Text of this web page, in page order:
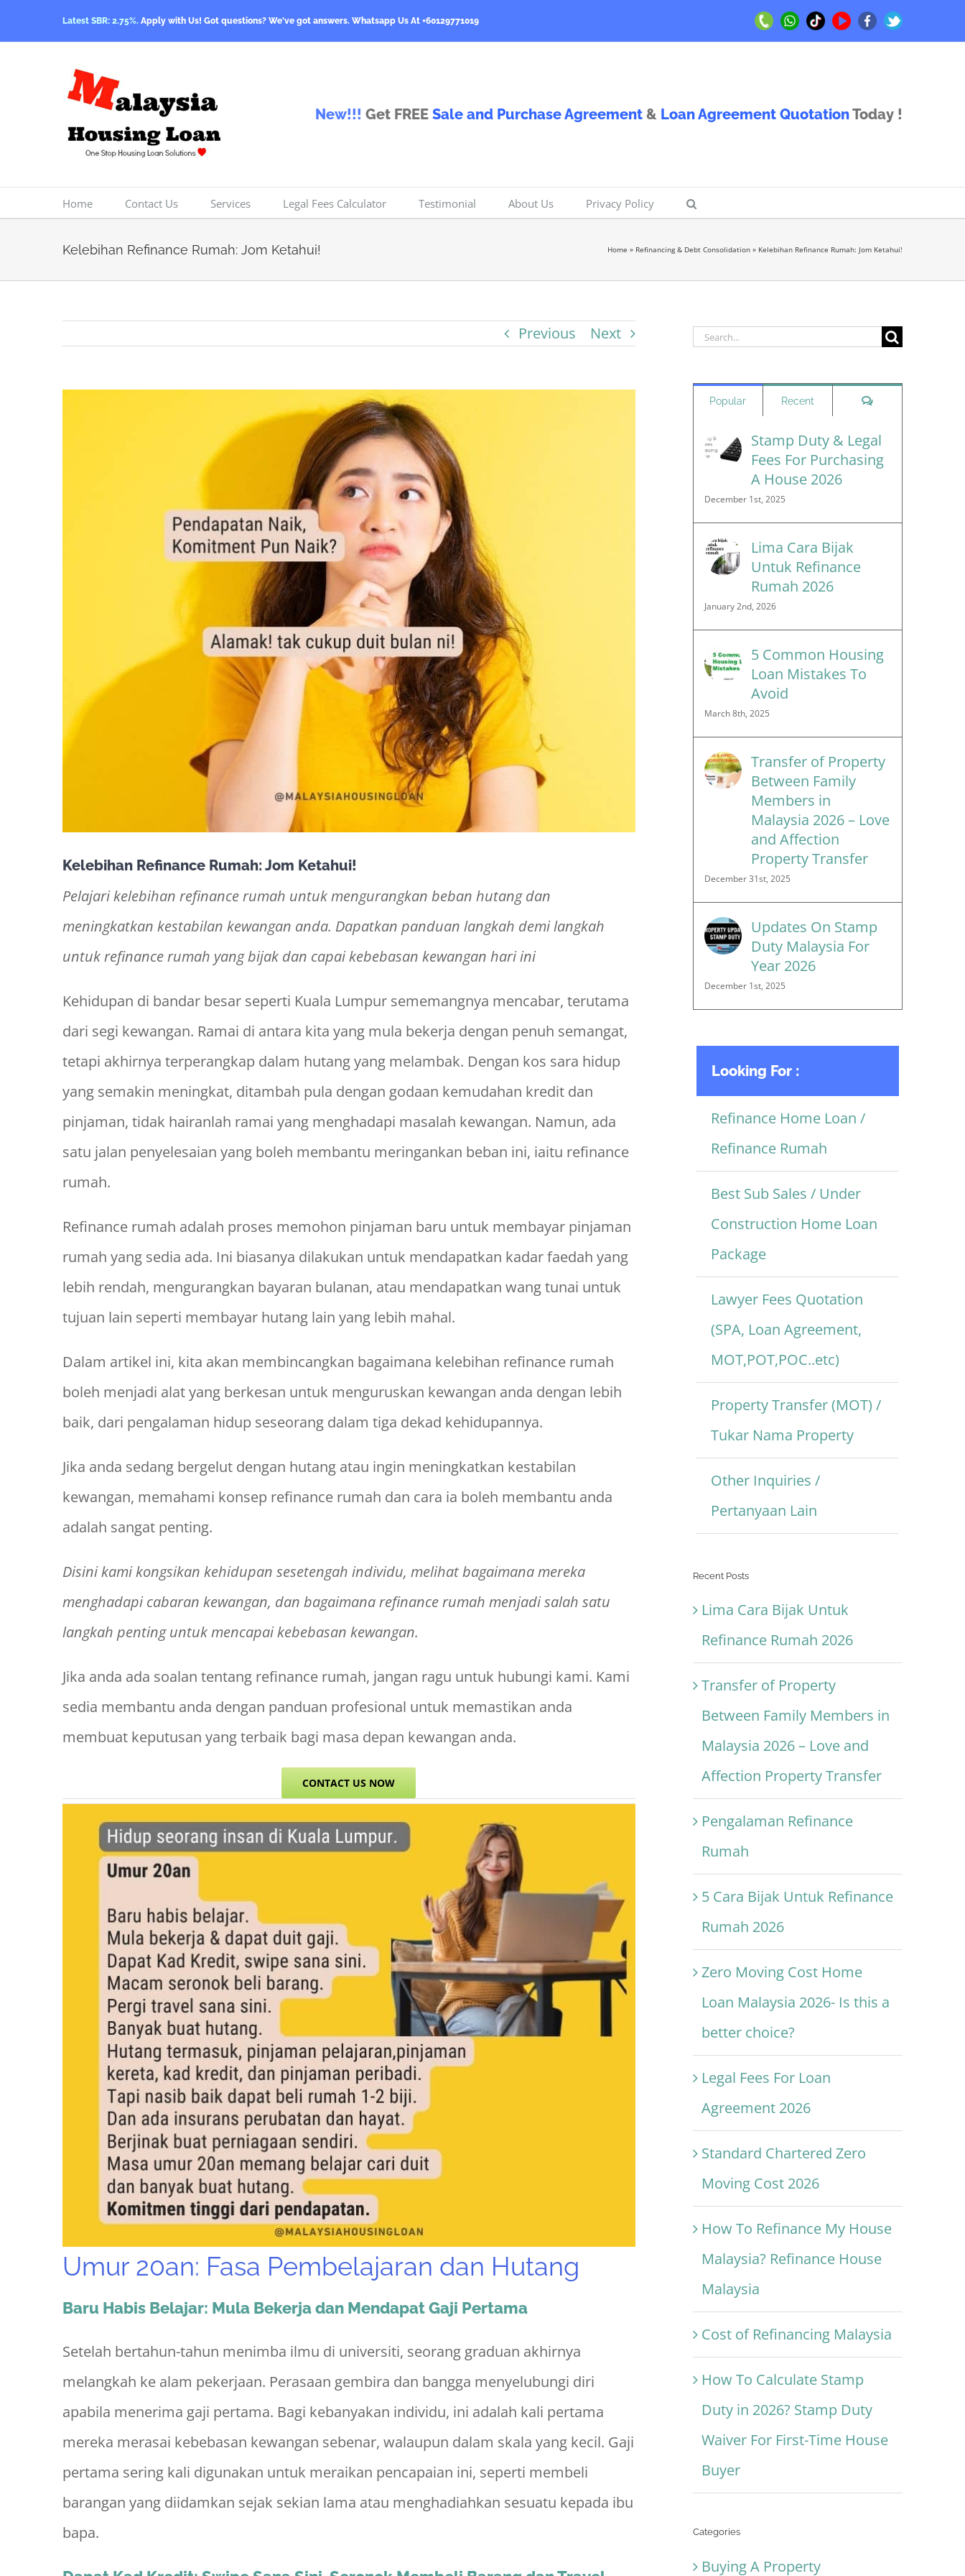
to
Latest SBR: 2.75%. Apply with Us! Got questions? We've got answers. Whatsapp Us At +60129771019
Call
Whatsapp
TikTokYoutubeFacebookTwitter
New!!! Get FREE Sale and Purchase Agreement & Loan Agreement QuotationToday !
Home Contact Us Services Legal Fees Calculator Testimonial About Us Privacy Policy
Kelebihan Refinance Rumah: Jom Ketahui! Home » Refinancing & Debt Consolidation » Kelebihan Refinance Rumah: Jom Ketahui!
Previous Next
Kelebihan Refinance Rumah: Jom Ketahui!
Pelajari kelebihan refinance rumah untuk mengurangkan beban hutang dan
meningkatkan kestabilan kewangan anda. Dapatkan panduan langkah demi langkah
untuk refinance rumah yang bijak dan capai kebebasan kewangan hari ini
Kehidupan di bandar besar seperti Kuala Lumpur sememangnya mencabar, terutama
dari segi kewangan. Ramai di antara kita yang mula bekerja dengan penuh semangat,
tetapi akhirnya terperangkap dalam hutang yang melambak. Dengan kos sara hidup
yang semakin meningkat, ditambah pula dengan godaan kemudahan kredit dan
pinjaman, tidak hairanlah ramai yang menghadapi masalah kewangan. Namun, ada
satu jalan penyelesaian yang boleh membantu meringankan beban ini, iaitu refinance
rumah.
Refinance rumah adalah proses memohon pinjaman baru untuk membayar pinjaman
rumah yang sedia ada. Ini biasanya dilakukan untuk mendapatkan kadar faedah yang
lebih rendah, mengurangkan bayaran bulanan, atau mendapatkan wang tunai untuk
tujuan lain seperti membayar hutang lain yang lebih mahal.
Dalam artikel ini, kita akan membincangkan bagaimana kelebihan refinance rumah
boleh menjadi alat yang berkesan untuk menguruskan kewangan anda dengan lebih
baik, dari pengalaman hidup seseorang dalam tiga dekad kehidupannya.
Jika anda sedang bergelut dengan hutang atau ingin meningkatkan kestabilan
kewangan, memahami konsep refinance rumah dan cara ia boleh membantu anda
adalah sangat penting.
Disini kami kongsikan kehidupan sesetengah individu, melihat bagaimana mereka
menghadapi cabaran kewangan, dan bagaimana refinance rumah menjadi salah satu
langkah penting untuk mencapai kebebasan kewangan.
Jika anda ada soalan tentang refinance rumah, jangan ragu untuk hubungi kami. Kami
sedia membantu anda dengan panduan profesional untuk memastikan anda
membuat keputusan yang terbaik bagi masa depan kewangan anda.
CONTACT US NOW
Umur 20an: Fasa Pembelajaran dan Hutang
Baru Habis Belajar: Mula Bekerja dan Mendapat Gaji Pertama
Setelah bertahun-tahun menimba ilmu di universiti, seorang graduan akhirnya
melangkah ke alam pekerjaan. Perasaan gembira dan bangga menyelubungi diri
apabila menerima gaji pertama. Bagi kebanyakan individu, ini adalah kali pertama
mereka merasai kebebasan kewangan sebenar, walaupun dalam skala yang kecil. Gaji
pertama sering kali digunakan untuk meraikan pencapaian ini, seperti membeli
barangan yang diidamkan sejak sekian lama atau menghadiahkan sesuatu kepada ibu
bapa.
Search
Popular Recent Comments
Stamp Duty & Legal
Fees For Purchasing
A House 2026
December 1st, 2025
Lima Cara Bijak
Untuk Refinance
Rumah 2026
January 2nd, 2026
5 Common Housing
Loan Mistakes To
Avoid
March 8th, 2025
Transfer of Property
Between Family
Members in
Malaysia 2026 – Love
and Affection
Property Transfer
December 31st, 2025
Updates On Stamp
Duty Malaysia For
Year 2026
December 1st, 2025
Looking For :
Refinance Home Loan /
Refinance Rumah
Best Sub Sales / Under
Construction Home Loan
Package
Lawyer Fees Quotation
(SPA, Loan Agreement,
MOT,POT,POC..etc)
Property Transfer (MOT) /
Tukar Nama Property
Other Inquiries /
Pertanyaan Lain
Recent Posts
Lima Cara Bijak Untuk
Refinance Rumah 2026
Transfer of Property
Between Family Members in
Malaysia 2026 – Love and
Affection Property Transfer
Pengalaman Refinance
Rumah
5 Cara Bijak Untuk Refinance
Rumah 2026
Zero Moving Cost Home
Loan Malaysia 2026- Is this a
better choice?
Legal Fees For Loan
Agreement 2026
Standard Chartered Zero
Moving Cost 2026
How To Refinance My House
Malaysia? Refinance House
Malaysia
Cost of Refinancing Malaysia
How To Calculate Stamp
Duty in 2026? Stamp Duty
Waiver For First-Time House
Buyer
Categories
Buying A Property